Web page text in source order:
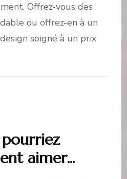
Offrez-vous des
ou offrez-en à un
soigné à un prix
aimer...